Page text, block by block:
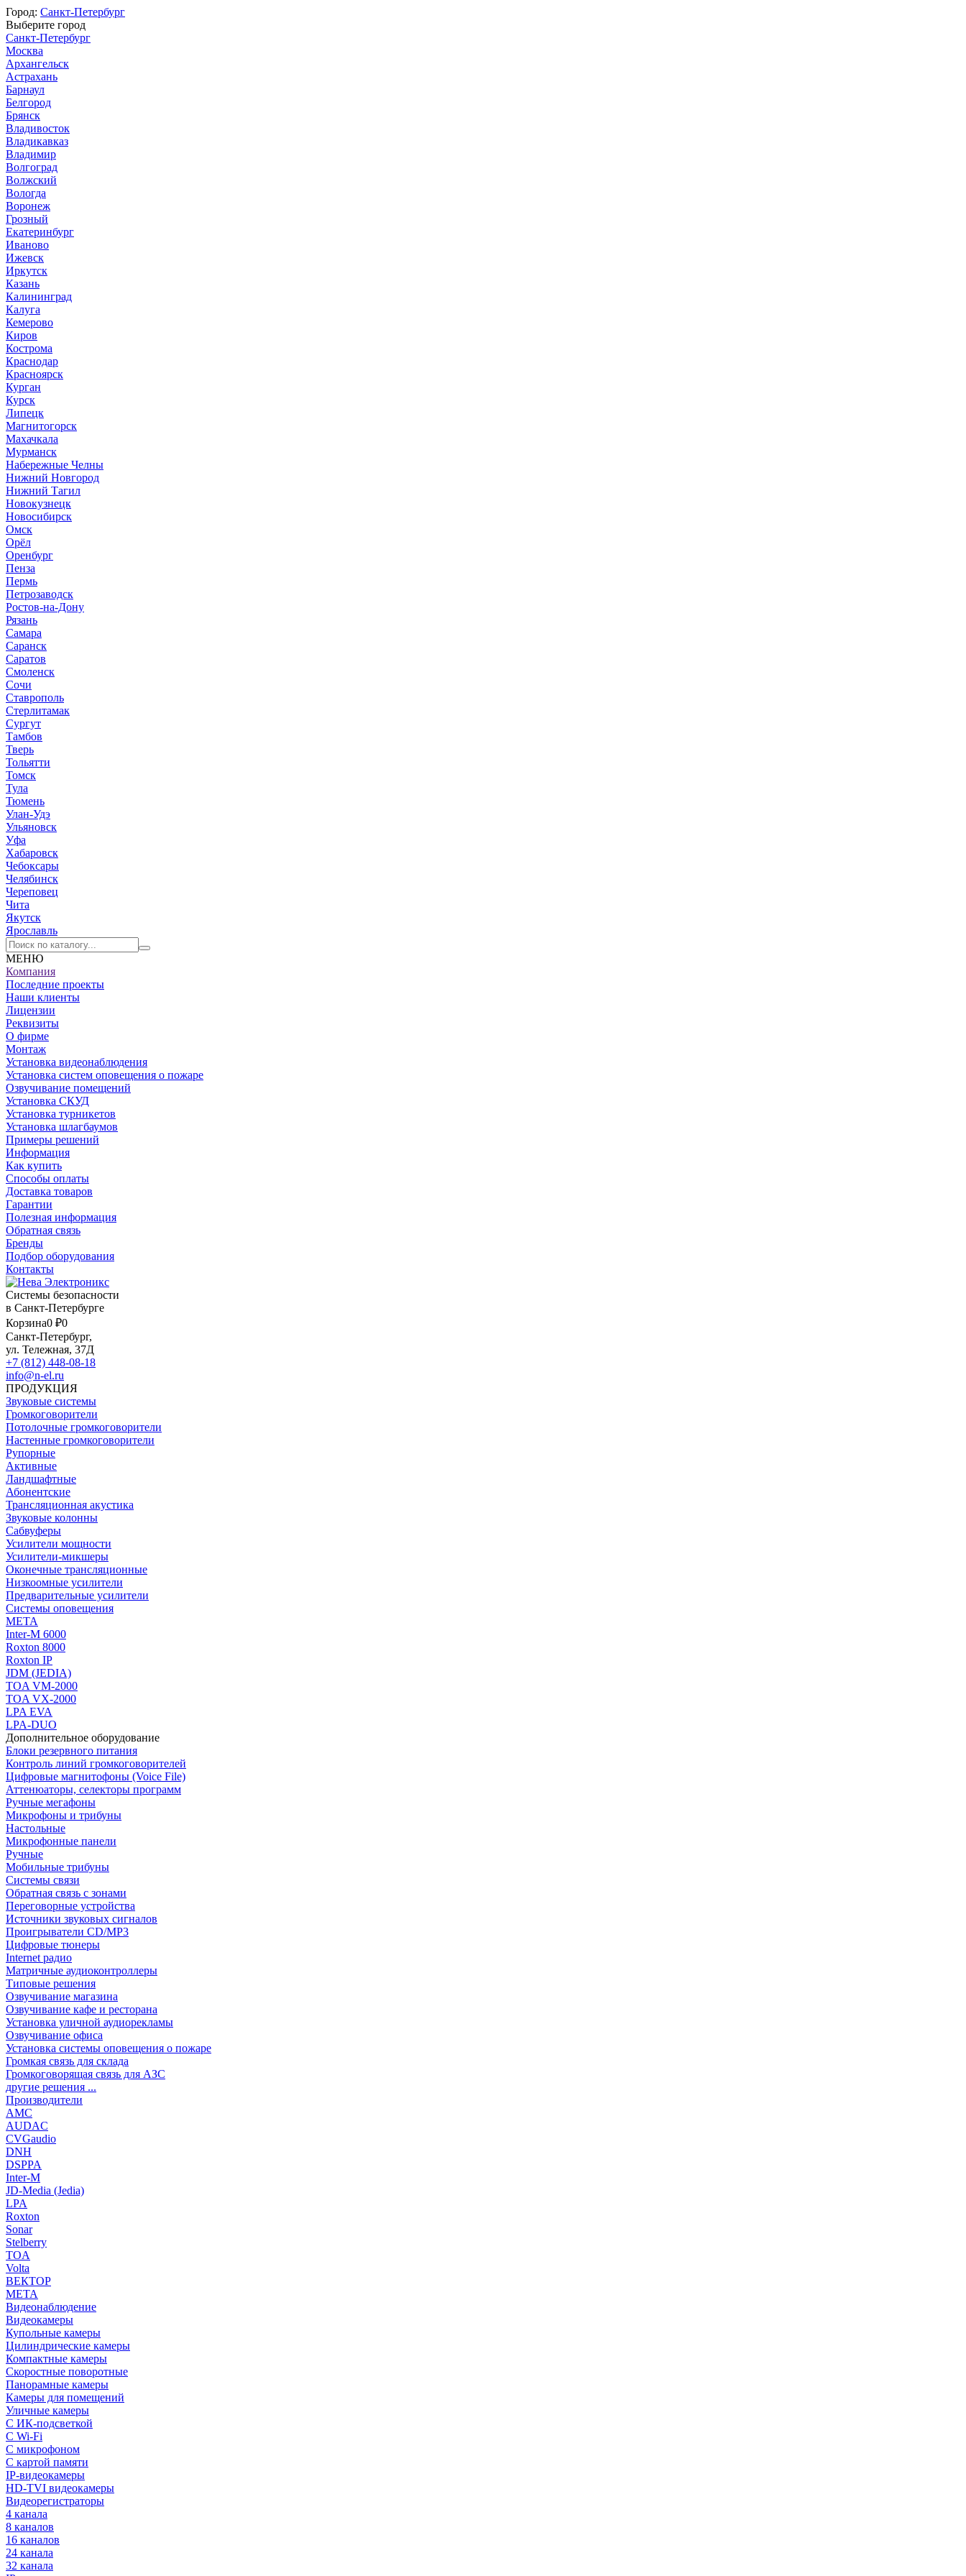
Город: Санкт-Петербург
Выберите город
Санкт-Петербург
Москва
Архангельск
Астрахань
Барнаул
Белгород
Брянск
Владивосток
Владикавказ
Владимир
Волгоград
Волжский
Вологда
Воронеж
Грозный
Екатеринбург
Иваново
Ижевск
Иркутск
Казань
Калининград
Калуга
Кемерово
Киров
Кострома
Краснодар
Красноярск
Курган
Курск
Липецк
Магнитогорск
Махачкала
Мурманск
Набережные Челны
Нижний Новгород
Нижний Тагил
Новокузнецк
Новосибирск
Омск
Орёл
Оренбург
Пенза
Пермь
Петрозаводск
Ростов-на-Дону
Рязань
Самара
Саранск
Саратов
Смоленск
Сочи
Ставрополь
Стерлитамак
Сургут
Тамбов
Тверь
Тольятти
Томск
Тула
Тюмень
Улан-Удэ
Ульяновск
Уфа
Хабаровск
Чебоксары
Челябинск
Череповец
Чита
Якутск
Ярославль
МЕНЮ
Компания
Последние проекты
Наши клиенты
Лицензии
Реквизиты
О фирме
Монтаж
Установка видеонаблюдения
Установка систем оповещения о пожаре
Озвучивание помещений
Установка СКУД
Установка турникетов
Установка шлагбаумов
Примеры решений
Информация
Как купить
Способы оплаты
Доставка товаров
Гарантии
Полезная информация
Обратная связь
Бренды
Подбор оборудования
Контакты
Системы безопасности
в Санкт-Петербурге
Корзина0 ₽0
Санкт-Петербург,
ул. Тележная, 37Д
+7 (812) 448-08-18
info@n-el.ru
ПРОДУКЦИЯ
Звуковые системы
Громкоговорители
Потолочные громкоговорители
Настенные громкоговорители
Рупорные
Активные
Ландшафтные
Абонентские
Трансляционная акустика
Звуковые колонны
Сабвуферы
Усилители мощности
Усилители-микшеры
Оконечные трансляционные
Низкоомные усилители
Предварительные усилители
Системы оповещения
МЕТА
Inter-M 6000
Roxton 8000
Roxton IP
JDM (JEDIA)
TOA VM-2000
TOA VX-2000
LPA EVA
LPA-DUO
Дополнительное оборудование
Блоки резервного питания
Контроль линий громкоговорителей
Цифровые магнитофоны (Voice File)
Аттенюаторы, селекторы программ
Ручные мегафоны
Микрофоны и трибуны
Настольные
Микрофонные панели
Ручные
Мобильные трибуны
Системы связи
Обратная связь с зонами
Переговорные устройства
Источники звуковых сигналов
Проигрыватели CD/MP3
Цифровые тюнеры
Internet радио
Матричные аудиоконтроллеры
Типовые решения
Озвучивание магазина
Озвучивание кафе и ресторана
Установка уличной аудиорекламы
Озвучивание офиса
Установка системы оповещения о пожаре
Громкая связь для склада
Громкоговорящая связь для АЗС
другие решения ...
Производители
AMC
AUDAC
CVGaudio
DNH
DSPPA
Inter-M
JD-Media (Jedia)
LPA
Roxton
Sonar
Stelberry
TOA
Volta
ВЕКТОР
МЕТА
Видеонаблюдение
Видеокамеры
Купольные камеры
Цилиндрические камеры
Компактные камеры
Скоростные поворотные
Панорамные камеры
Камеры для помещений
Уличные камеры
С ИК-подсветкой
С Wi-Fi
С микрофоном
С картой памяти
IP-видеокамеры
HD-TVI видеокамеры
Видеорегистраторы
4 канала
8 каналов
16 каналов
24 канала
32 канала